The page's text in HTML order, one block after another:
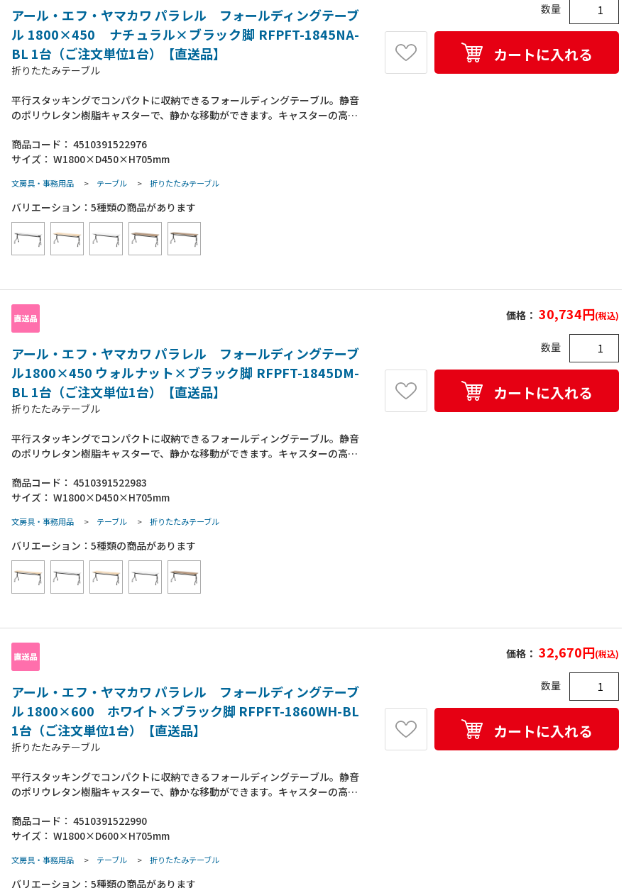
アール・エフ・ヤマカワ パラレル フォールディングテーブ
ル 1800×450 ナチュラル×ブラック脚 RFPFT-1845NA-
BL 1台（ご注文単位1台）【直送品】
折りたたみテーブル
平行スタッキングでコンパクトに収納できるフォールディングテーブル。静音
のポリウレタン樹脂キャスターで、静かな移動ができます。キャスターの高さ
アウトの際には中央に配線逃し用の隙間ができます。●組立時間：2人以上で
約20分（要プラスドライバー）●付属品：六角レンチ・スパナ●天板耐荷
商品コード： 4510391522976
サイズ： W1800×D450×H705mm
文房具・事務用品 > テーブル > 折りたたみテーブル
数量
カートに入れる
バリエーション： 5種類の商品があります
アール・エフ・ヤマカワ パラレル フォールディングテーブ
ル1800×450 ウォルナット×ブラック脚 RFPFT-1845DM-
BL 1台（ご注文単位1台）【直送品】
折りたたみテーブル
平行スタッキングでコンパクトに収納できるフォールディングテーブル。静音
のポリウレタン樹脂キャスターで、静かな移動ができます。キャスターの高さ
アウトの際には中央に配線逃し用の隙間ができます。●組立時間：2人以上で
約20分（要プラスドライバー）●付属品：六角レンチ・スパナ●天板耐荷
商品コード： 4510391522983
サイズ： W1800×D450×H705mm
文房具・事務用品 > テーブル > 折りたたみテーブル
価格： 30,734円(税込)
数量
カートに入れる
バリエーション： 5種類の商品があります
アール・エフ・ヤマカワ パラレル フォールディングテーブ
ル 1800×600 ホワイト×ブラック脚 RFPFT-1860WH-BL
1台（ご注文単位1台）【直送品】
折りたたみテーブル
平行スタッキングでコンパクトに収納できるフォールディングテーブル。静音
のポリウレタン樹脂キャスターで、静かな移動ができます。キャスターの高さ
アウトの際には中央に配線逃し用の隙間ができます。●組立時間：2人以上で
約20分（要プラスドライバー）●付属品：六角レンチ・スパナ●天板耐荷
商品コード： 4510391522990
サイズ： W1800×D600×H705mm
文房具・事務用品 > テーブル > 折りたたみテーブル
価格： 32,670円(税込)
数量
カートに入れる
バリエーション： 5種類の商品があります